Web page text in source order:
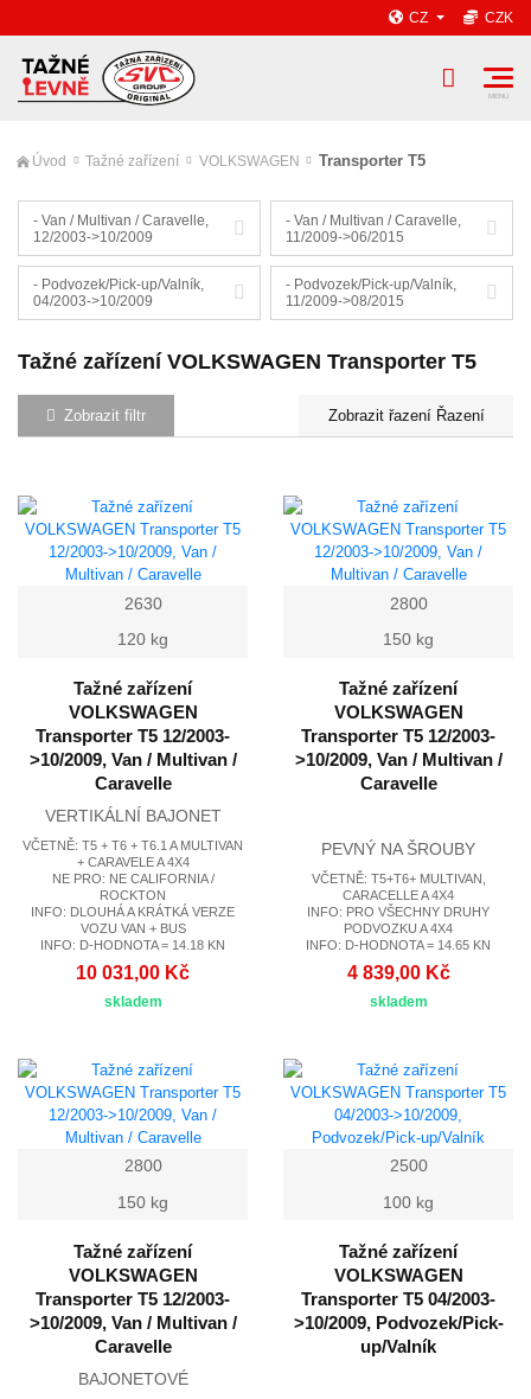
CZ CZK
Úvod Tažné zařízení VOLKSWAGEN Transporter T5
- Van / Multivan / Caravelle,
12/2003->10/2009
- Van / Multivan / Caravelle,
11/2009->06/2015
- Podvozek/Pick-up/Valník,
04/2003->10/2009
- Podvozek/Pick-up/Valník,
11/2009->08/2015
Tažné zařízení VOLKSWAGEN Transporter T5
Zobrazit filtr Řazení
2630
120 kg
Tažné zařízení
VOLKSWAGEN
Transporter T5 12/2003-
>10/2009, Van / Multivan /
Caravelle
VERTIKÁLNÍ BAJONET
VČETNĚ: T5 + T6 + T6.1 A MULTIVAN
+ CARAVELE A 4X4
NE PRO: NE CALIFORNIA /
ROCKTON
INFO: DLOUHÁ A KRÁTKÁ VERZE
VOZU VAN + BUS
INFO: D-HODNOTA = 14.18 KN
10 031,00 Kč
skladem
2800
150 kg
Tažné zařízení
VOLKSWAGEN
Transporter T5 12/2003-
>10/2009, Van / Multivan /
Caravelle
PEVNÝ NA ŠROUBY
VČETNĚ: T5+T6+ MULTIVAN,
CARACELLE A 4X4
INFO: PRO VŠECHNY DRUHY
PODVOZKU A 4X4
INFO: D-HODNOTA = 14.65 KN
4 839,00 Kč
skladem
2800
150 kg
Tažné zařízení
VOLKSWAGEN
Transporter T5 12/2003-
>10/2009, Van / Multivan /
Caravelle
BAJONETOVÉ
2500
100 kg
Tažné zařízení
VOLKSWAGEN
Transporter T5 04/2003-
>10/2009, Podvozek/Pick-
up/Valník